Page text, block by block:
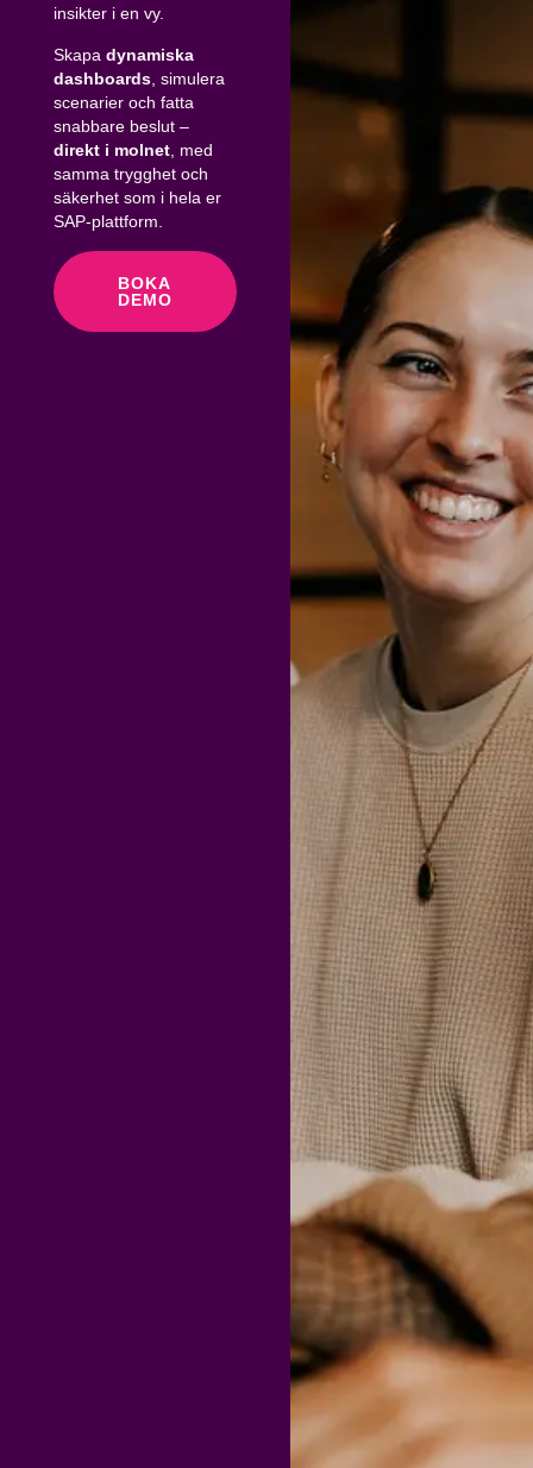
insikter i en vy.
Skapa dynamiska
dashboards, simulera
scenarier och fatta
snabbare beslut –
direkt i molnet, med
samma trygghet och
säkerhet som i hela er
SAP-plattform.
BOKA
DEMO